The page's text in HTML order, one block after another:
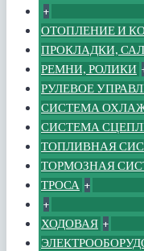
+
ОТОПЛЕНИЕ И
ПРОКЛАДКИ,
РЕМНИ, РОЛИКИ
РУЛЕВОЕ
СИСТЕМА
СИСТЕМА
ТОПЛИВНАЯ
ТОРМОЗНАЯ
ТРОСА +
+
ХОДОВАЯ +